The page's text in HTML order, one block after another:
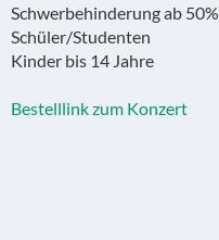
Schwerbehinderung ab 50%
Schüler/Studenten
Kinder bis 14 Jahre
Bestelllink zum Konzert